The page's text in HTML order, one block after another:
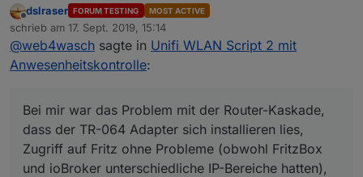
Dank dir.
Bei mir war das Problem mit der Router-Kaskade,
dass der TR-064 Adapter sich installieren lies,
Zugriff auf Fritz ohne Probleme (obwohl FritzBox
und ioBroker unterschiedliche IP-Bereiche
Script für Anrufwiedergabe über Alexa alles kein
Ding - nur nach einer bestimmten Zeit, war dann
Sense, nur ein Neustart des Adapters hat den
dann wieder gefühlte Stunde wieder am Laufen
gehalten, dann wieder gleiches Szenario...
Deshalb meine Frage - weil, wird bei dir auch so
sein? ioBroker System im IP Sektor des unifi
Grund und auch, weil ich meine ganzen
statischen IP's ändern muss bzw umschreiben...
Das Script läuft aber standalone, also ohne
Adapter? Nur der unifi Controller muss ständig
"on" sein?
Offline
dslraser FORUM TESTING MOST ACTIVE
schrieb am 17. Sept. 2019, 15:14
zuletzt editiert von
@web4wasch sagte in Unifi WLAN Script 2 mit
Anwesenheitskontrolle:
Bei mir war das Problem mit der Router-Kaskade,
dass der TR-064 Adapter sich installieren lies,
Zugriff auf Fritz ohne Probleme (obwohl FritzBox
und ioBroker unterschiedliche IP-Bereiche hatten),